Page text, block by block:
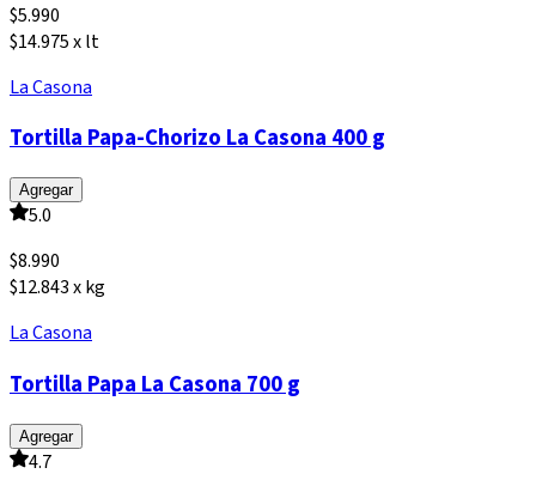
$5.990
$14.975 x lt
La Casona
Tortilla Papa-Chorizo La Casona 400 g
Agregar
5.0
$8.990
$12.843 x kg
La Casona
Tortilla Papa La Casona 700 g
Agregar
4.7